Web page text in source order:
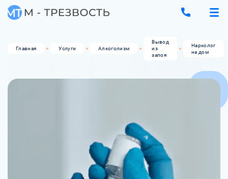
Главная Услуги Алкоголизм
Вывод
из
запоя
Нарколог
на дом